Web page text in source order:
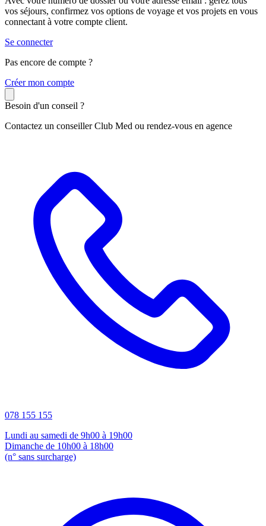
vos séjours, confirmez vos options de voyage et vos projets en vous
connectant à votre compte client.
Se connecter
Pas encore de compte ?
Créer mon compte
Besoin d'un conseil ?
Contactez un conseiller Club Med ou rendez-vous en agence
078 155 155
Lundi au samedi de 9h00 à 19h00
Dimanche de 10h00 à 18h00
(n° sans surcharge)